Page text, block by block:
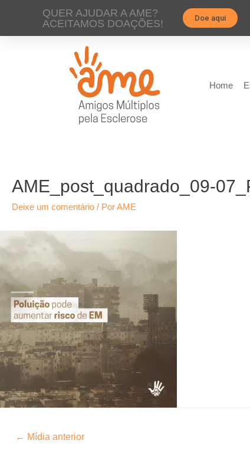
QUER AJUDAR A AME?
ACEITAMOS DOAÇÕES!
Doe aqui
Home
AME_post_quadrado_09-
Deixe um comentário / PorAME
← Mídia anterior